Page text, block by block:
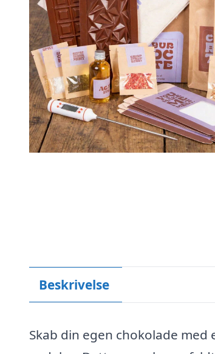
Beskrivelse
Skab din egen chokolade